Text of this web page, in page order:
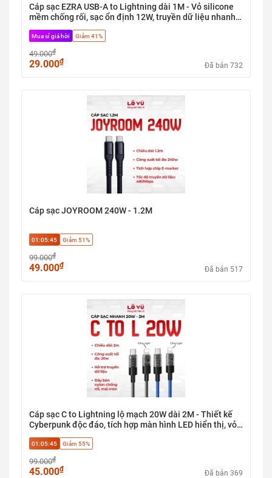
Cáp sạc EZRA USB-A to Lightning dài 1M - Vỏ silicone
mềm chống rối, sạc ổn định 12W, truyền dữ liệu nhanh,
Mua sỉ giá hời Giảm 41%
49.000₫
29.000₫ Đã bán 732
Cáp sạc JOYROOM 240W - 1.2M
01:05:45 Giảm 51%
99.000₫
49.000₫ Đã bán 517
Cáp sạc C to Lightning lộ mạch 20W dài 2M - Thiết kế
Cyberpunk độc đáo, tích hợp màn hình LED hiển thị, vỏ
01:05:45 Giảm 55%
99.000₫
45.000₫ Đã bán 369